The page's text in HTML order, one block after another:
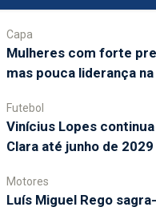
Capa
Mulheres com forte
mas pouca liderança
Futebol
Vinícius Lopes
Clara até junho de 2029
Motores
Luís Miguel Rego